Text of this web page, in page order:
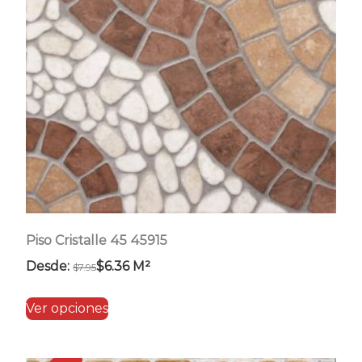
pueden
elegir
en
página
de
producto
Piso Cristalle 45 45915
Desde: $7.95$6.36M²
Ver opciones